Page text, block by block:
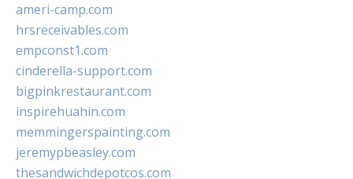
ameri-camp.com
hrsreceivables.com
empconst1.com
cinderella-support.com
bigpinkrestaurant.com
inspirehuahin.com
memmingerspainting.com
jeremypbeasley.com
thesandwichdepotcos.com